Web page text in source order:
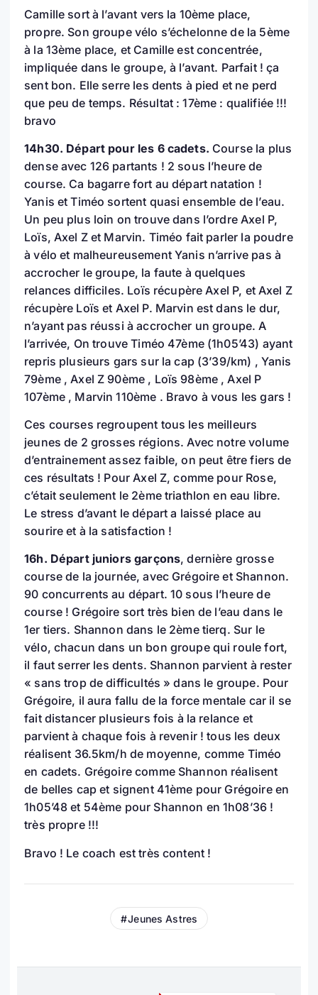
Camille sort à l’avant vers la 10ème place,
propre. Son groupe vélo s’échelonne de la 5ème
à la 13ème place, et Camille est concentrée,
impliquée dans le groupe, à l’avant. Parfait ! ça
sent bon. Elle serre les dents à pied et ne perd
que peu de temps. Résultat : 17ème : qualifiée !!!
bravo
14h30. Départ pour les 6 cadets. Course la plus
dense avec 126 partants ! 2 sous l’heure de
course. Ca bagarre fort au départ natation !
Yanis et Timéo sortent quasi ensemble de l’eau.
Un peu plus loin on trouve dans l’ordre Axel P,
Loïs, Axel Z et Marvin. Timéo fait parler la poudre
à vélo et malheureusement Yanis n’arrive pas à
accrocher le groupe, la faute à quelques
relances difficiles. Loïs récupère Axel P, et Axel Z
récupère Loïs et Axel P. Marvin est dans le dur,
n’ayant pas réussi à accrocher un groupe. A
l’arrivée, On trouve Timéo 47ème (1h05’43) ayant
repris plusieurs gars sur la cap (3’39/km) , Yanis
79ème , Axel Z 90ème , Loïs 98ème , Axel P
107ème , Marvin 110ème . Bravo à vous les gars !
Ces courses regroupent tous les meilleurs
jeunes de 2 grosses régions. Avec notre volume
d’entrainement assez faible, on peut être fiers de
ces résultats ! Pour Axel Z, comme pour Rose,
c’était seulement le 2ème triathlon en eau libre.
Le stress d’avant le départ a laissé place au
sourire et à la satisfaction !
16h. Départ juniors garçons, dernière grosse
course de la journée, avec Grégoire et Shannon.
90 concurrents au départ. 10 sous l’heure de
course ! Grégoire sort très bien de l’eau dans le
1er tiers. Shannon dans le 2ème tierq. Sur le
vélo, chacun dans un bon groupe qui roule fort,
il faut serrer les dents. Shannon parvient à rester
« sans trop de difficultés » dans le groupe. Pour
Grégoire, il aura fallu de la force mentale car il se
fait distancer plusieurs fois à la relance et
parvient à chaque fois à revenir ! tous les deux
réalisent 36.5km/h de moyenne, comme Timéo
en cadets. Grégoire comme Shannon réalisent
de belles cap et signent 41ème pour Grégoire en
1h05’48 et 54ème pour Shannon en 1h08’36 !
très propre !!!
Bravo ! Le coach est très content !
Jeunes Astres